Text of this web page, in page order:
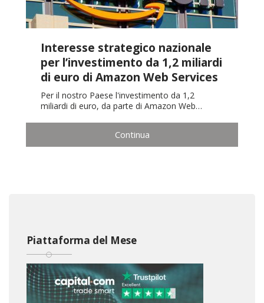
Interesse strategico nazionale
per l’investimento da 1,2 miliardi
di euro di Amazon Web Services
Per il nostro Paese l'investimento da 1,2
miliardi di euro, da parte di Amazon Web…
Continua
Piattaforma del Mese